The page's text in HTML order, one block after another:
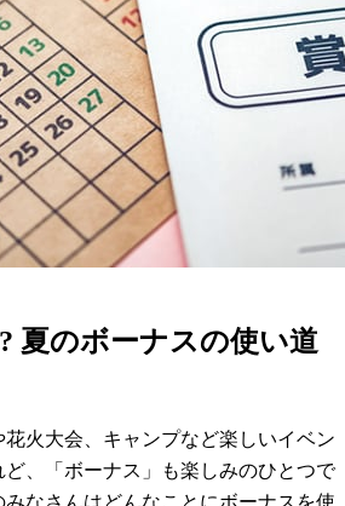
夏のボーナスの使い道
火大会、キャンプなど楽しいイベン
ど、「ボーナス」も楽しみのひとつで
なさんはどんなことにボーナスを使